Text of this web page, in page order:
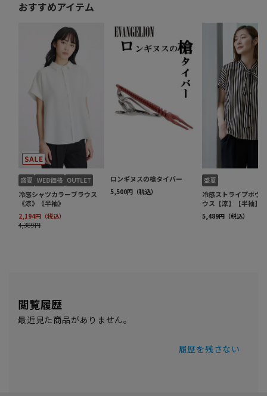
閲覧履歴
最近見た商品がありません。
履歴を残さない